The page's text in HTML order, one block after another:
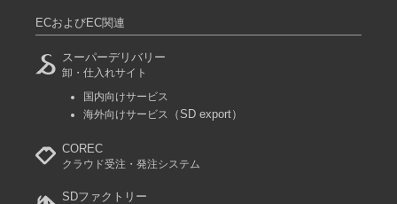
ECおよびEC関連
スーパーデリバリー
卸・仕入れサイト
国内向けサービス
海外向けサービス
（SD export）
COREC
クラウド受注・発注システム
SDファクトリー